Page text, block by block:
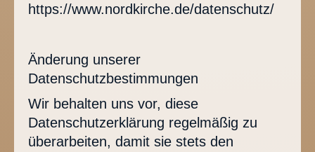
https://www.nordkirche.de/datenschutz/
Änderung unserer
Datenschutzbestimmungen
Wir behalten uns vor, diese
Datenschutzerklärung regelmäßig zu
überarbeiten, damit sie stets den